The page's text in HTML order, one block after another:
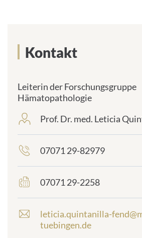
Kontakt
Leiterin der Forschungsgruppe
Hämatopathologie
frontend.sr-
Prof. Dr. med. Leticia
frontend.sr-
07071 29-82979
frontend.sr-
07071 29-2258
E
-
leticia.quintanilla-
tuebingen.de